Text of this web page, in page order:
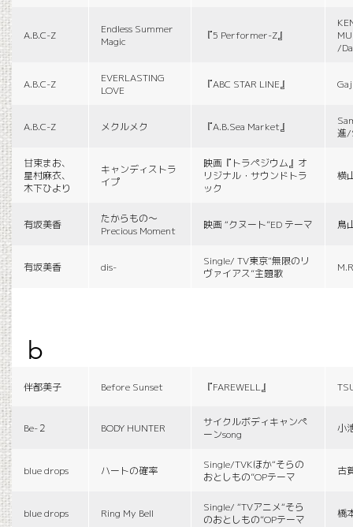
A.B.C-Z
Endless Summer
Magic
『5 Performer-Z』
/
A.B.C-Z
EVERLASTING
LOVE
『ABC STAR LINE』
A.B.C-Z メクルメク 『A.B.Sea Market』
進/
甘束まお、
星村麻衣、
木下ひより
キャンディストラ
イプ
映画『トラペジウム』オ
リジナル・サウンドトラ
ック
横
有坂美香
たからもの〜
Precious Moment
映画 “クヌート”ED テーマ 鳥
有坂美香 dis-
Single/ TV東京“無限のリ
ヴァイアス”主題歌
b
伴都美子 Before Sunset 『FAREWELL』
Be-２ BODY HUNTER
サイクルボディキャンペ
ーンsong
小
blue drops ハートの確率
Single/TVKほか“そらの
おとしもの”OPテーマ
古
blue drops Ring My Bell
Single/ “TVアニメ“そら
のおとしもの”OPテーマ
橋